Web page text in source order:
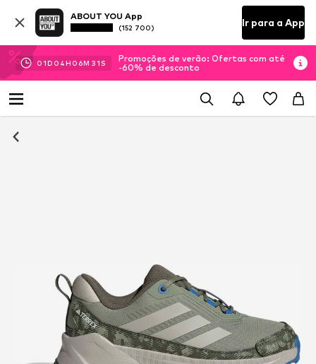
ABOUT YOU App
(152 700) Ir para a App
01D 04H 06M 31 S
Promoções de verão: Ofertas com até
-60% de desconto